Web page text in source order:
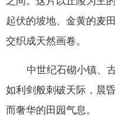
起伏的坡地、金黄的麦
交织成天然画卷。
中世纪石砌小镇、
如利剑般刺破天际，晨
而奢华的田园气息。